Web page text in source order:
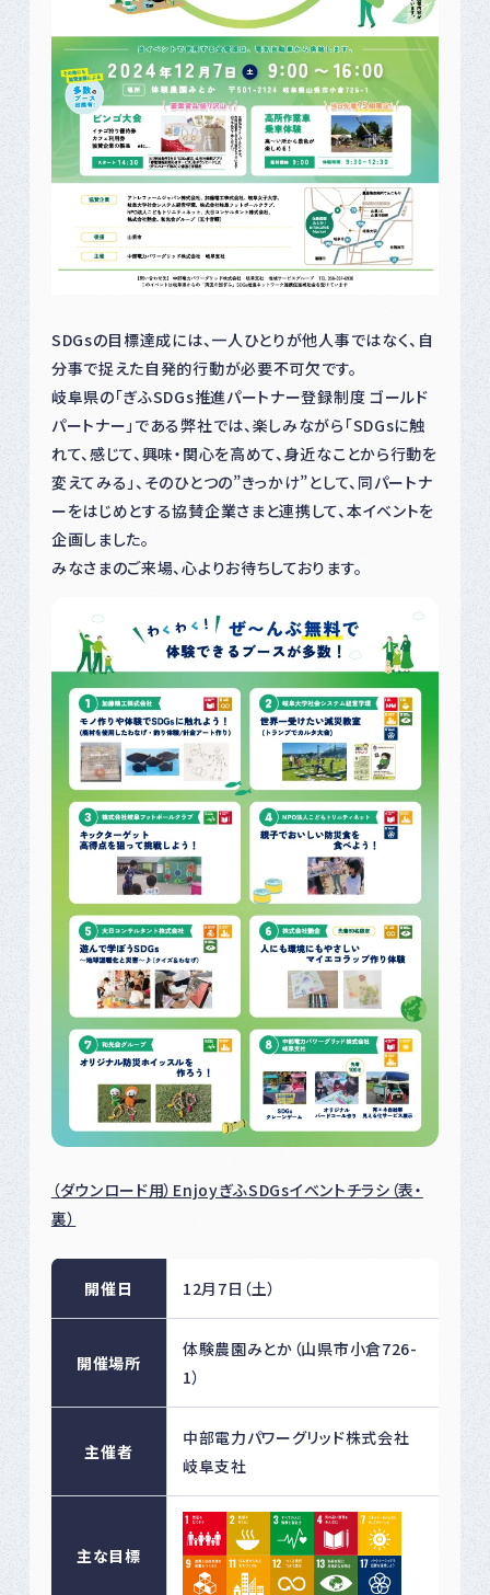
SDGsの目標達成には、一人ひとりが他人事ではなく、自
分事で捉えた自発的行動が必要不可欠です。
岐阜県の「ぎふSDGs推進パートナー登録制度 ゴールド
パートナー」である弊社では、楽しみながら「SDGsに触
れて、感じて、興味・関心を高めて、身近なことから行動を
変えてみる」、そのひとつの”きっかけ”として、同パートナ
ーをはじめとする協賛企業さまと連携して、本イベントを
企画しました。
みなさまのご来場、心よりお待ちしております。
（ダウンロード用）EnjoyぎふSDGsイベントチラシ（表・
裏）
開催日 12月7日（土）
開催場所
体験農園みとか（山県市小倉726-
1）
主催者
中部電力パワーグリッド株式会社
岐阜支社
主な目標